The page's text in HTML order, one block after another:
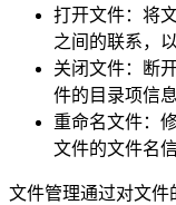
打开文件：将
之间的联系，
关闭文件：断
件的目录项信
重命名文件：
文件的文件名信
文件管理通过对文件